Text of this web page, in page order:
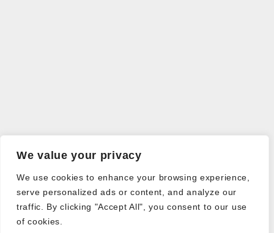
We value your privacy
We use cookies to enhance your browsing experience,
serve personalized ads or content, and analyze our
traffic. By clicking "Accept All", you consent to our use
of cookies.